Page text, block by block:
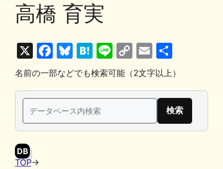
高橋 育実
X
F
a
c
e
b
o
Bl
u
e
s
k
y
H
at
e
n
a
Li
n
e
C
o
p
y
n
E
m
ai
l
有
名前の一部などでも検索可能（2文字以上）
検
索:
DB
TOP→